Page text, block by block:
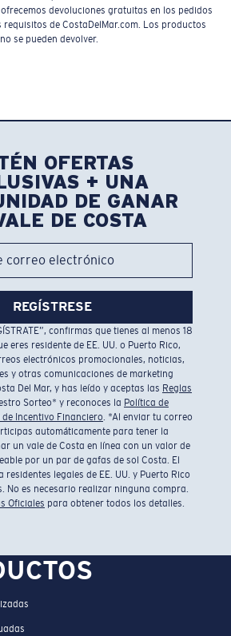
devoluciones gratuitas en los pedidos
requisitos de CostaDelMar.com. Los productos
se pueden devolver.
OFERTAS
+ UNA
DE GANAR
DE COSTA
correo electrónico
REGÍSTRESE
confirmas que tienes al menos 18
eres residente de EE. UU. o Puerto Rico,
electrónicos promocionales, noticias,
y otras comunicaciones de marketing
Del Mar, y has leído y aceptas las Reglas
Sorteo* y reconoces la Política de
de Incentivo Financiero. *Al enviar tu correo
automáticamente para tener la
un vale de Costa en línea con un valor de
por un par de gafas de sol Costa. El
residentes legales de EE. UU. y Puerto Rico
No es necesario realizar ninguna compra.
Oficiales para obtener todos los detalles.